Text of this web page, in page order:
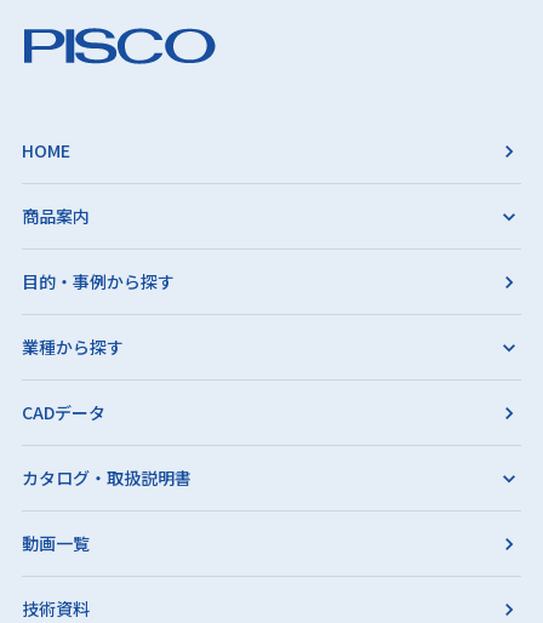
HOME
商品案内
目的・事例から探す
業種から探す
CADデータ
カタログ・取扱説明書
動画一覧
技術資料